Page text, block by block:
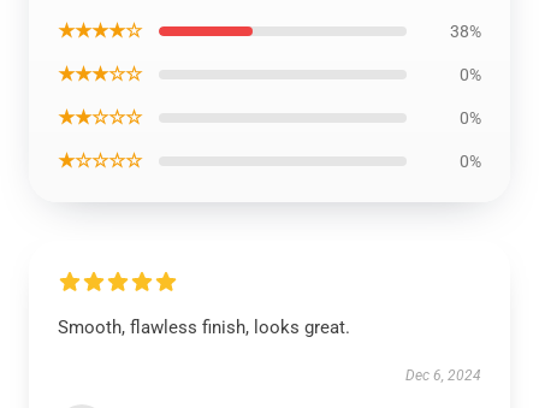
★★★★☆ 38%
★★★☆☆ 0%
★★☆☆☆ 0%
★☆☆☆☆ 0%
Smooth, flawless finish, looks great.
Dec 6, 2024